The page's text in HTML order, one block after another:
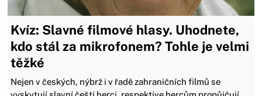
Kvíz: Slavné filmové hlasy. Uhodnete,
kdo stál za mikrofonem? Tohle je velmi
těžké
Nejen v českých, nýbrž i v řadě zahraničních filmů se